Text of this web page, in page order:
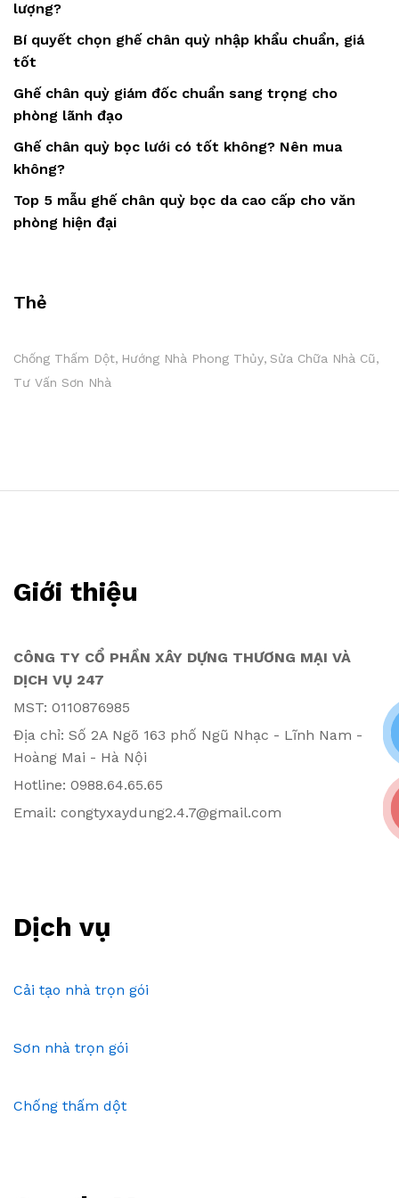
lượng?
Bí quyết chọn ghế chân quỳ nhập khẩu chuẩn, giá
tốt
Ghế chân quỳ giám đốc chuẩn sang trọng cho
phòng lãnh đạo
Ghế chân quỳ bọc lưới có tốt không? Nên mua
không?
Top 5 mẫu ghế chân quỳ bọc da cao cấp cho văn
phòng hiện đại
Thẻ
Chống Thấm Dột Hướng Nhà Phong Thủy Sửa Chữa Nhà Cũ
Tư Vấn Sơn Nhà
Giới thiệu
CÔNG TY CỔ PHẦN XÂY DỰNG THƯƠNG MẠI VÀ
DỊCH VỤ 247
MST: 0110876985
Địa chỉ: Số 2A Ngõ 163 phố Ngũ Nhạc - Lĩnh Nam -
Hoàng Mai - Hà Nội
Hotline: 0988.64.65.65
Email: congtyxaydung2.4.7@gmail.com
Dịch vụ
Cải tạo nhà trọn gói
Sơn nhà trọn gói
Chống thấm dột